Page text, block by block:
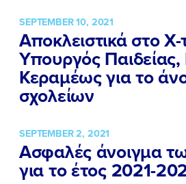
ΕΚΔΗΛΩΣΕΙΣ
ΝΕΑ
ΕΛΑ ΚΙ ΕΣΥ
FB IN TW
SEPTEMBER 10, 2021
Αποκλειστικά στο
Υπουργός Παιδείας,
Κεραμέως για το
σχολείων
SEPTEMBER 2, 2021
Ασφαλές άνοιγμα
για το έτος 2021-